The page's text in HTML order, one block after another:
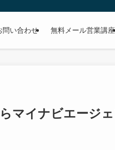
問い合わせ 無料メール営業講座
マイナビエージ